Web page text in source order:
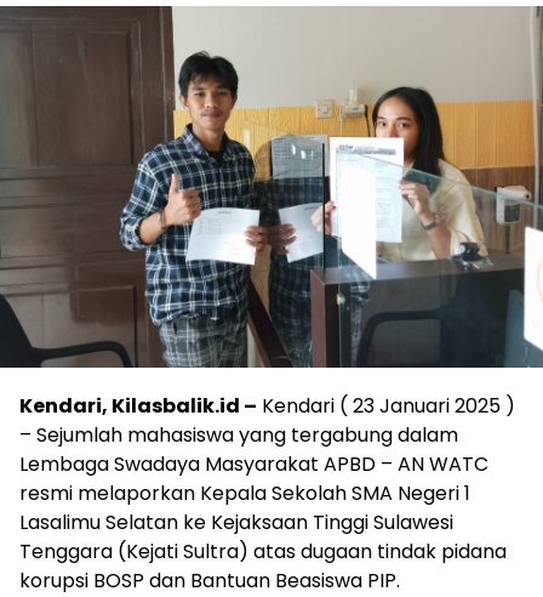
Kendari, Kilasbalik.id – Kendari ( 23 Januari 2025 )
– Sejumlah mahasiswa yang tergabung dalam
Lembaga Swadaya Masyarakat APBD – AN WATC
resmi melaporkan Kepala Sekolah SMA Negeri 1
Lasalimu Selatan ke Kejaksaan Tinggi Sulawesi
Tenggara (Kejati Sultra) atas dugaan tindak pidana
korupsi BOSP dan Bantuan Beasiswa PIP.